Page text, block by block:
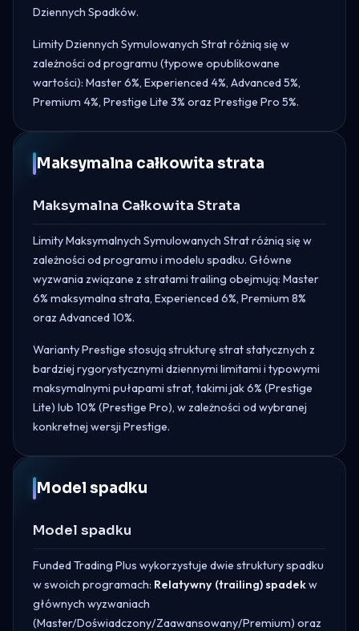
Dziennych Spadków.
Limity Dziennych Symulowanych Strat różnią się w
zależności od programu (typowe opublikowane
wartości): Master 6%, Experienced 4%, Advanced 5%,
Premium 4%, Prestige Lite 3% oraz Prestige Pro 5%.
Maksymalna całkowita strata
Maksymalna Całkowita Strata
Limity Maksymalnych Symulowanych Strat różnią się w
zależności od programu i modelu spadku. Główne
wyzwania związane z stratami trailing obejmują: Master
6% maksymalna strata, Experienced 6%, Premium 8%
oraz Advanced 10%.
Warianty Prestige stosują strukturę strat statycznych z
bardziej rygorystycznymi dziennymi limitami i typowymi
maksymalnymi pułapami strat, takimi jak 6% (Prestige
Lite) lub 10% (Prestige Pro), w zależności od wybranej
konkretnej wersji Prestige.
Model spadku
Model spadku
Funded Trading Plus wykorzystuje dwie struktury spadku
w swoich programach: Relatywny (trailing) spadekw
głównych wyzwaniach
(Master/Doświadczony/Zaawansowany/Premium) oraz